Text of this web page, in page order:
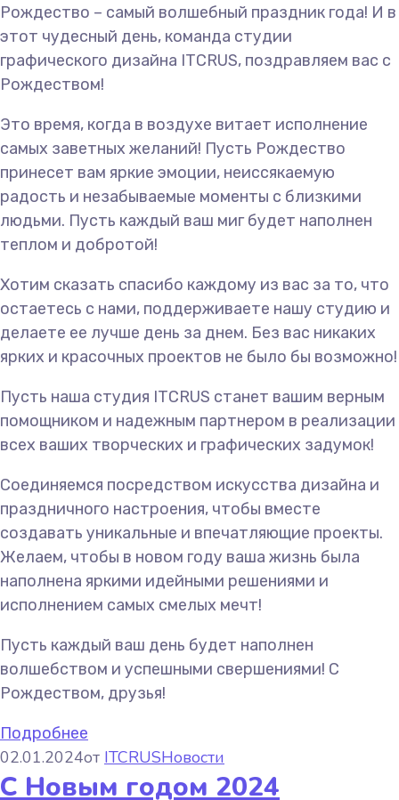
Рождество – самый волшебный праздник года! И в
этот чудесный день, команда студии
графического дизайна ITCRUS, поздравляем вас с
Рождеством!
Это время, когда в воздухе витает исполнение
самых заветных желаний! Пусть Рождество
принесет вам яркие эмоции, неиссякаемую
радость и незабываемые моменты с близкими
людьми. Пусть каждый ваш мигбудет наполнен
теплом и добротой!
Хотим сказать спасибо каждому из вас за то, что
остаетесь с нами, поддерживаете нашу студию и
делаете ее лучше день за днем. Без вас никаких
ярких и красочных проектов не было бы возможно!
Пусть наша студия ITCRUS станет вашим верным
помощником и надежным партнером в реализации
всех ваших творческих и графических задумок!
Соединяемся посредством искусства дизайна и
праздничного настроения, чтобы вместе
создавать уникальные и впечатляющие проекты.
Желаем, чтобы в новом году ваша жизнь была
наполнена яркими идейными решениями и
исполнением самых смелых мечт!
Пусть каждый ваш день будет наполнен
волшебством и успешными свершениями! С
Рождеством, друзья!
Подробнее
02.01.2024от ITCRUSНовости
С Новым годом 2024